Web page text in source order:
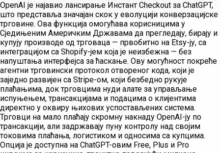
OpenAI је најавио лансирање Инстант Checkout за ChatGPT,
што представља значајан скок у еволуцији конверзацијске
трговине. Ова функција омогућава корисницима у
Сједињеним Америчким Државама да прегледају, бирају и
купују производе од трговаца — првобитно на Etsy-ју, са
интеграцијом са Shopify-јем која је неизбежна — без
напуштања интерфејса за ћаскање. Ову могућност покреће
агентни трговински протокол отвореног кода, који је
заједно развијен са Stripe-ом, који безбедно рукује
плаћањима, док трговцима нуди алате за управљање
испуњењем, трансакцијама и подацима о клијентима
директно у оквиру њихових успостављених система.
Трговци на мало плаћају скромну накнаду OpenAI-ју по
трансакцији, али задржавају пуну контролу над својим
токовима плаћања, логистиком и односима са купцима.
Опција је доступна на ChatGPT-овим Free, Plus и Pro